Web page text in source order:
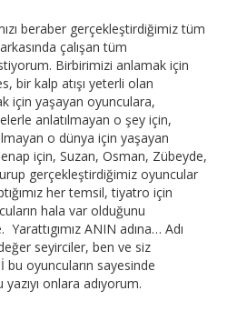
beraber gerçekleştirdiğimiz tüm
çalışan tüm
Birbirimizi anlamak için
bir kalp atışı yeterli olan
için yaşayan oyunculara,
anlatılmayan o şey için,
o dünya için yaşayan
için, Suzan, Osman, Zübeyde,
gerçekleştirdiğimiz oyuncular
her temsil, tiyatro için
hala var olduğunu
ANIN adına… Adı
seyirciler, ben ve siz
bu oyuncuların sayesinde
onlara adıyorum.